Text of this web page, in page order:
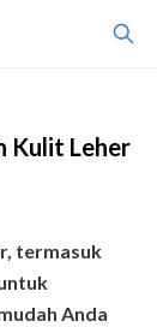
Kulit Leher
termasuk
Anda